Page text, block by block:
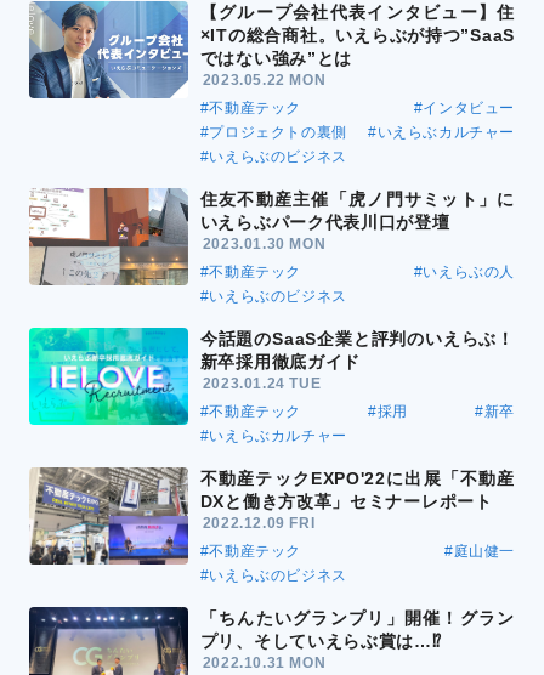
【グループ会社代表インタビュー】住
×ITの総合商社。いえらぶが持つ”SaaS
ではない強み”とは
2023.05.22 MON
#不動産テック
#インタビュー
#プロジェクトの裏側
#いえらぶカルチャー
#いえらぶのビジネス
住友不動産主催「虎ノ門サミット」に
いえらぶパーク代表川口が登壇
2023.01.30 MON
#不動産テック
#いえらぶの人
#いえらぶのビジネス
今話題のSaaS企業と評判のいえらぶ！
新卒採用徹底ガイド
2023.01.24 TUE
#不動産テック
#採用
#新卒
#いえらぶカルチャー
不動産テックEXPO'22に出展「不動産
DXと働き方改革」セミナーレポート
2022.12.09 FRI
#不動産テック
#庭山健一
#いえらぶのビジネス
「ちんたいグランプリ」開催！グラン
プリ、そしていえらぶ賞は…⁉
2022.10.31 MON